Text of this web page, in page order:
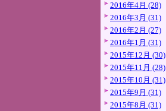
2016年4月 (28)
2016年3月 (31)
2016年2月 (27)
2016年1月 (31)
2015年12月 (30)
2015年11月 (28)
2015年10月 (31)
2015年9月 (31)
2015年8月 (31)